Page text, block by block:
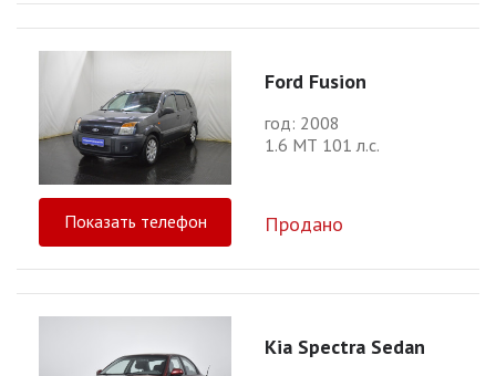
Ford Fusion
год: 2008
1.6 МТ 101 л.с.
Показать телефон Продано
Kia Spectra Sedan